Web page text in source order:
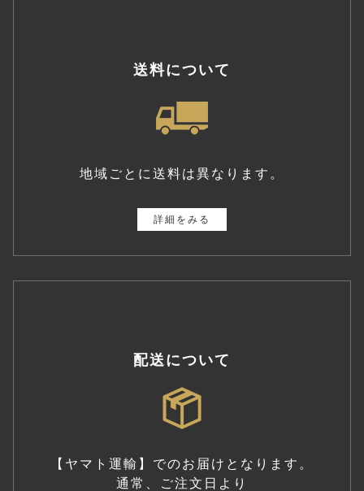
送料について
地域ごとに送料は異なります。
詳細をみる
配送について
【ヤマト運輸】でのお届けとなります。
通常、ご注文日より